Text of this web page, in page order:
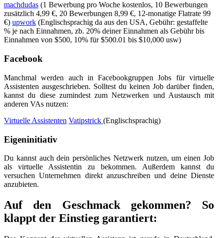
machdudas (1 Bewerbung pro Woche kostenlos, 10 Bewerbungen
zusätzlich 4,99 €, 20 Bewerbungen 8,99 €, 12-monatige Flatrate 99
€) upwork (Englischsprachig da aus den USA, Gebühr: gestaffelte
% je nach Einnahmen, zb. 20% deiner Einnahmen als Gebühr bis
Einnahmen von $500, 10% für $500.01 bis $10,000 usw)
Facebook
Manchmal werden auch in Facebookgruppen Jobs für virtuelle
Assistenten ausgeschrieben. Solltest du keinen Job darüber finden,
kannst du diese zumindest zum Netzwerken und Austausch mit
anderen VAs nutzen:
Virtuelle Assistenten Vatipstrick (Englischsprachig)
Eigeninitiativ
Du kannst auch dein persönliches Netzwerk nutzen, um einen Job
als virtuelle Assistentin zu bekommen. Außerdem kannst du
versuchen Unternehmen direkt anzuschreiben und deine Dienste
anzubieten.
Auf den Geschmack gekommen? So
klappt der Einstieg garantiert: